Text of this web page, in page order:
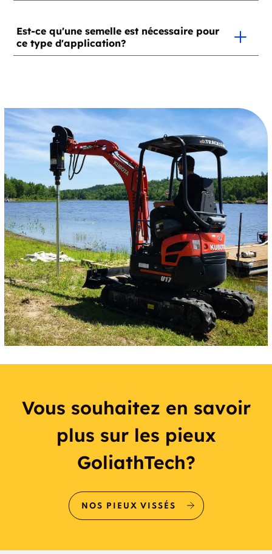
plus près de chez vous pour votre projet.
Est-ce qu'une semelle est nécessaire pour
ce type d'application?
Vous souhaitez en savoir
plus sur les pieux
GoliathTech?
NOS PIEUX VISSÉS